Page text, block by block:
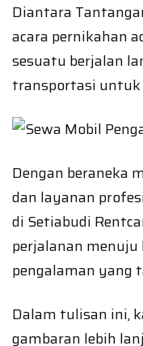
Diantara
acara pernikahan
sesuatu berjalan
transportasi untuk
Dengan beraneka
dan layanan
di Setiabudi
perjalanan
pengalaman yang
Dalam tulisan ini,
gambaran lebih